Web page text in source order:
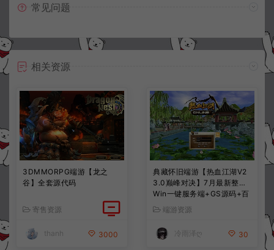
常见问题
相关资源
3DMMORPG端游【龙之
谷】全套源代码
寄售资源
thanh 3000
典藏怀旧端游【热血江湖V2
3.0巅峰对决】7月最新整理
Win一键服务端+GS源码+百
宝阁+在线GM工具+PC客户
端+详细搭建教程
端游资源
冷雨泽ღ 30